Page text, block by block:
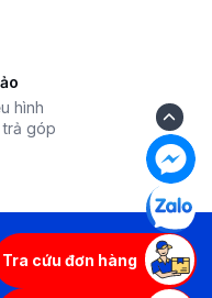
Tra cứu đơn hàng
hình
trả góp